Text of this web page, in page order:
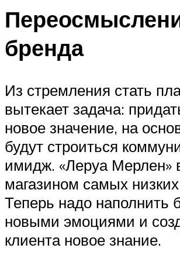
бренда
Из стремления стать
вытекает задача:
новое значение, на
будут строиться
имидж. «Леруа Мерлен»
магазином самых
Теперь надо наполнить
новыми эмоциями и
клиента новое знание.